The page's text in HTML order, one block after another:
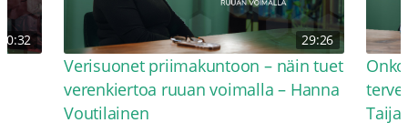
30:32 29:26
Verisuonet priimakuntoon – näin tuet
verenkiertoa ruuan voimalla – Hanna
Voutilainen
Taija